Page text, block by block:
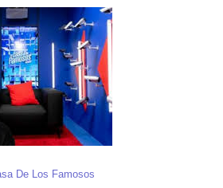
De Los Famosos